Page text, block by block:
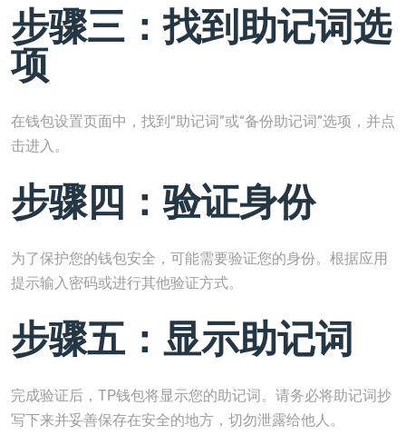
步骤三：找到助记词选
项
在钱包设置页面中，找到“助记词”或“备份助记词”选项，并点
击进入。
步骤四：验证身份
为了保护您的钱包安全，可能需要验证您的身份。根据应用
提示输入密码或进行其他验证方式。
步骤五：显示助记词
完成验证后，TP钱包将显示您的助记词。请务必将助记词抄
写下来并妥善保存在安全的地方，切勿泄露给他人。